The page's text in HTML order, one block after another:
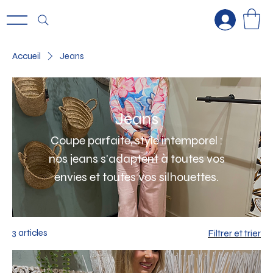
Accueil Jeans
Jeans
Coupe parfaite, style intemporel :
nos jeans s'adaptent à toutes vos
envies et toutes vos silhouettes.
3 articles Filtrer et trier